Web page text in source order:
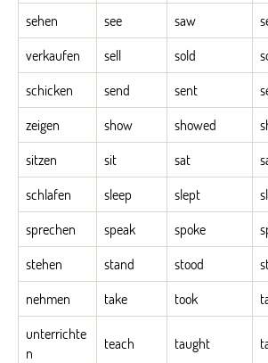
sehen see saw
verkaufen
sell sold
schicken
send sent
zeigen
show showed
sitzen
sit sat
schlafen
sleep slept
sprechen
speak spoke
stehen
stand stood
nehmen
take took
unterrichte
n
teach taught